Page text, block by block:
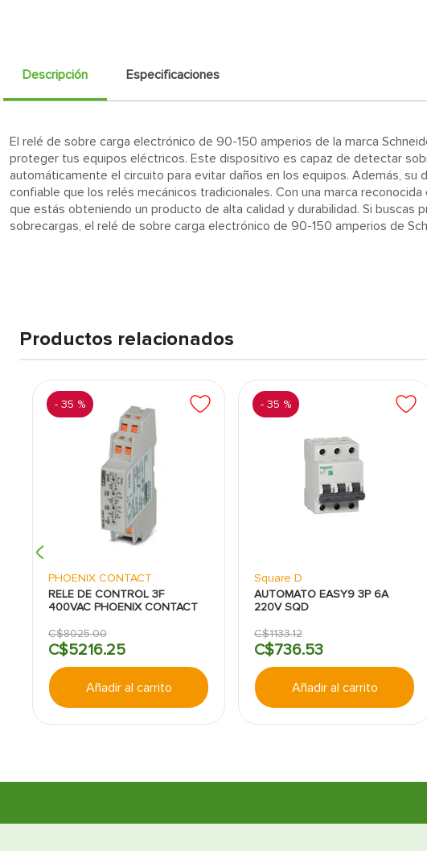
Descripción Especificaciones
El relé de sobre carga electrónico de 90-150 amperios de la marca
proteger tus equipos eléctricos. Este dispositivo es capaz de detectar
automáticamente el circuito para evitar daños en los equipos. Además, su
confiable que los relés mecánicos tradicionales. Con una marca
que estás obteniendo un producto de alta calidad y durabilidad. Si buscas
sobrecargas, el relé de sobre carga electrónico de 90-150 amperios de
Productos relacionados
- 35 %
PHOENIX CONTACT
RELE DE CONTROL 3F
400VAC PHOENIX CONTACT
C$8025.00
C$5216.25
Añadir al carrito
- 35 %
Square D
AUTOMATO EASY9 3P 6A
220V SQD
C$1133.12
C$736.53
Añadir al carrito